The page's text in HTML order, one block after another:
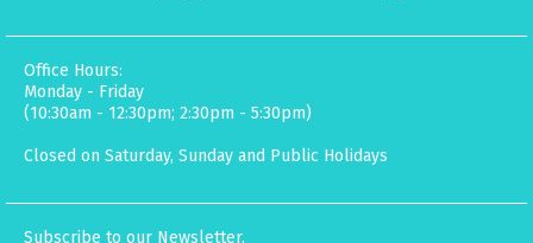
Office Hours:
Monday - Friday
(10:30am - 12:30pm; 2:30pm - 5:30pm)
Closed on Saturday, Sunday and Public Holidays
Subscribe to our Newsletter.